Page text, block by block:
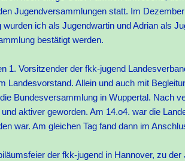
Jugendversammlungen statt. Im
ich als Jugendwartin und Adrian als
bestätigt werden.
1. Vorsitzender der fkk-jugend
Landesvorstand. Allein und auch mit
Bundesversammlung in Wuppertal. Nach
aktiver geworden. Am 14.o4. war die
war. Am gleichen Tag fand dann im
der fkk-jugend in Hannover, zu